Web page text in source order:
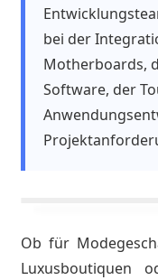
bei der
Motherboards,
Software, der
Ob für
Luxusboutiquen